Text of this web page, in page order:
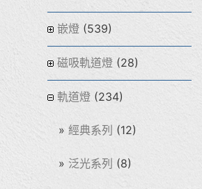
嵌燈 (539)
磁吸軌道燈 (28)
軌道燈 (234)
經典系列 (12)
泛光系列 (8)